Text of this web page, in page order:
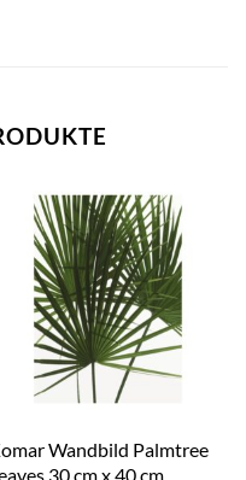
Wandbild Palmtree
30 cm x 40 cm